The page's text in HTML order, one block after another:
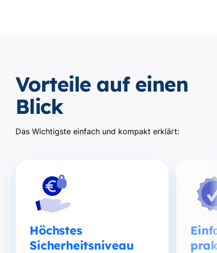
Vorteile auf einen
Blick
Das Wichtigste einfach und kompakt erklärt:
Höchstes
Sicherheitsniveau